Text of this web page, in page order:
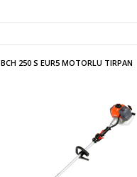
BCH 250 S EUR5 MOTORLU TIRPAN